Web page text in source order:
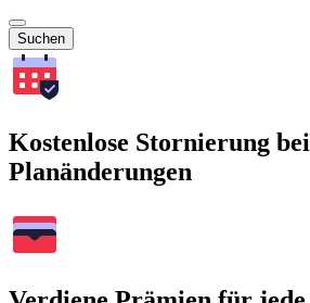
Suchen
Kostenlose Stornierung bei
Planänderungen